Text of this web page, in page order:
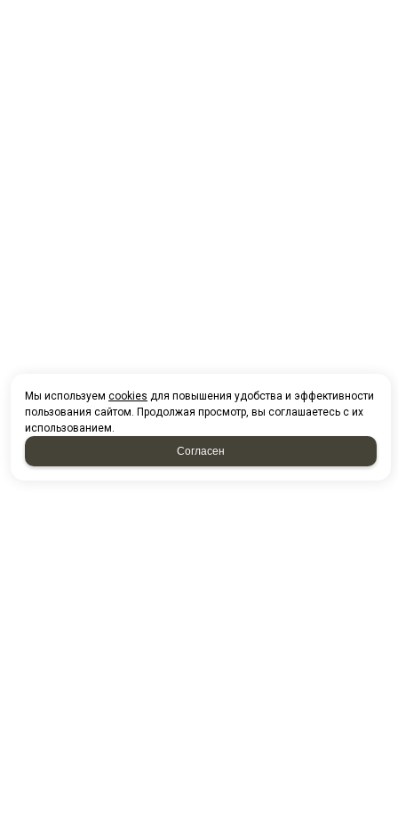
Мы используем cookies для повышения удобства и эффективности
пользования сайтом. Продолжая просмотр, вы соглашаетесь с их
использованием.
Согласен